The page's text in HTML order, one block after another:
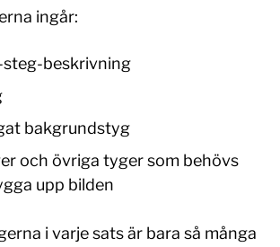
ingår:
beskrivning
bakgrundstyg
och övriga tyger som behövs
upp bilden
i varje sats är bara så många